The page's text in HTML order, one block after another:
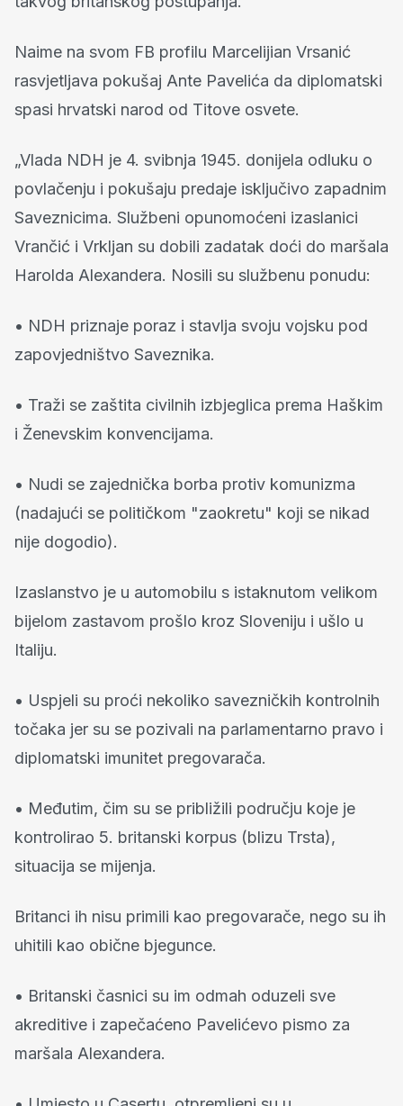
Naime na svom FB profilu Marcelijian Vrsanić
rasvjetljava pokušaj Ante Pavelića da diplomatski
spasi hrvatski narod od Titove osvete.
„Vlada NDH je 4. svibnja 1945. donijela odluku o
povlačenju i pokušaju predaje isključivo zapadnim
Saveznicima. Službeni opunomoćeni izaslanici
Vrančić i Vrkljan su dobili zadatak doći do maršala
Harolda Alexandera. Nosili su službenu ponudu:
• NDH priznaje poraz i stavlja svoju vojsku pod
zapovjedništvo Saveznika.
• Traži se zaštita civilnih izbjeglica prema Haškim
i Ženevskim konvencijama.
• Nudi se zajednička borba protiv komunizma
(nadajući se političkom "zaokretu" koji se nikad
nije dogodio).
Izaslanstvo je u automobilu s istaknutom velikom
bijelom zastavom prošlo kroz Sloveniju i ušlo u
Italiju.
• Uspjeli su proći nekoliko savezničkih kontrolnih
točaka jer su se pozivali na parlamentarno pravo i
diplomatski imunitet pregovarača.
• Međutim, čim su se približili području koje je
kontrolirao 5. britanski korpus (blizu Trsta),
situacija se mijenja.
Britanci ih nisu primili kao pregovarače, nego su ih
uhitili kao obične bjegunce.
• Britanski časnici su im odmah oduzeli sve
akreditive i zapečaćeno Pavelićevo pismo za
maršala Alexandera.